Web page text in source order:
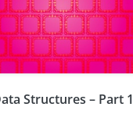
Structures – Part 1